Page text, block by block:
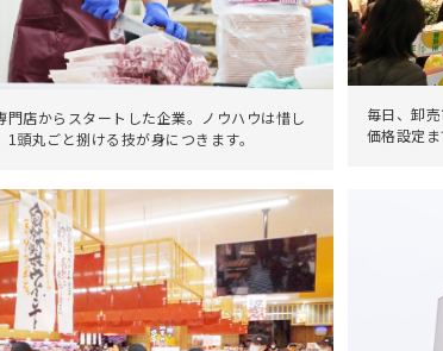
門店からスタートした企業。ノウハウは惜し
1頭丸ごと捌ける技が身につきます。
毎日、卸
価格設定